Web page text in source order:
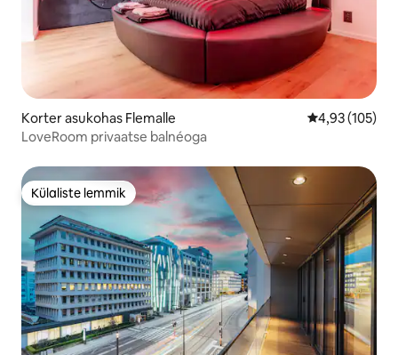
Korter asukohas Flemalle Keskmine
4,93 (105)
LoveRoom privaatse balnéoga
Külaliste lemmik
Külaliste lemmik